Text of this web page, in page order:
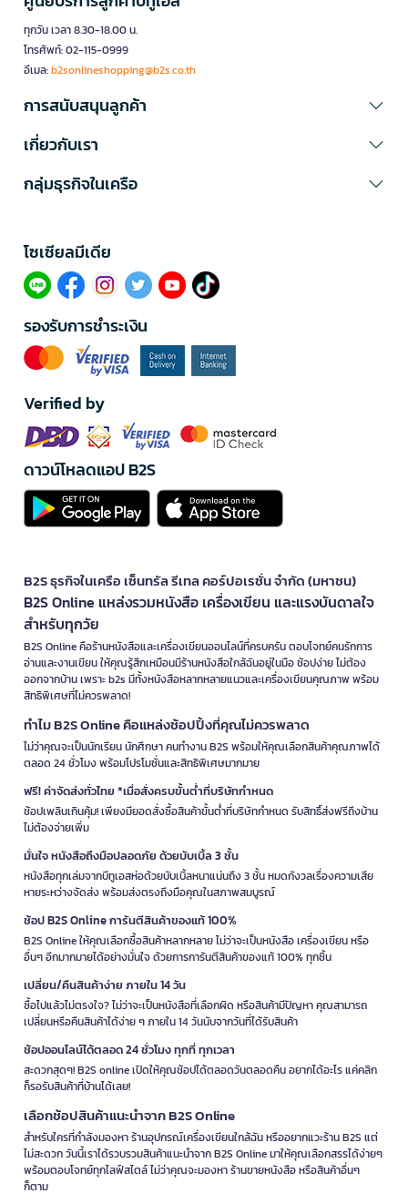
ทุกวัน เวลา 8.30-18.00 น.
โทรศัพท์: 02-115-0999
อีเมล:b2sonlineshopping@b2s.co.th
การสนับสนุนลูกค้า
เกี่ยวกับเรา
กลุ่มธุรกิจในเครือ
โซเซียลมีเดีย​
รองรับการชำระเงิน
Verified by
ดาวน์โหลดแอป B2S
B2S ธุรกิจในเครือ เซ็นทรัล รีเทล คอร์ปอเรชั่น จำกัด (มหาชน)
B2S Online แหล่งรวมหนังสือ เครื่องเขียน และแรงบันดาลใจ
สำหรับทุกวัย
B2S Online คือร้านหนังสือและเครื่องเขียนออนไลน์ที่ครบครัน ตอบโจทย์คนรักการ
อ่านและงานเขียน ให้คุณรู้สึกเหมือนมีร้านหนังสือใกล้ฉันอยู่ในมือ ช้อปง่าย ไม่ต้อง
ออกจากบ้าน เพราะ b2s มีทั้งหนังสือหลากหลายแนวและเครื่องเขียนคุณภาพ พร้อม
สิทธิพิเศษที่ไม่ควรพลาด!
ทำไม B2S Online คือแหล่งช้อปปิ้งที่คุณไม่ควรพลาด
ไม่ว่าคุณจะเป็นนักเรียน นักศึกษา คนทำงาน B2S พร้อมให้คุณเลือกสินค้าคุณภาพได้
ตลอด 24 ชั่วโมง พร้อมโปรโมชั่นและสิทธิพิเศษมากมาย
ฟรี! ค่าจัดส่งทั่วไทย *เมื่อสั่งครบขั้นต่ำที่บริษัทกำหนด
ช้อปเพลินเกินคุ้ม! เพียงมียอดสั่งซื้อสินค้าขั้นต่ำที่บริษัทกำหนด รับสิทธิ์ส่งฟรีถึงบ้าน
ไม่ต้องจ่ายเพิ่ม
มั่นใจ หนังสือถึงมือปลอดภัย ด้วยบับเบิ้ล 3 ชั้น
หนังสือทุกเล่มจากบีทูเอสห่อด้วยบับเบิ้ลหนาแน่นถึง 3 ชั้น หมดกังวลเรื่องความเสีย
หายระหว่างจัดส่ง พร้อมส่งตรงถึงมือคุณในสภาพสมบูรณ์
ช้อป B2S Online การันตีสินค้าของแท้ 100%
B2S Online ให้คุณเลือกซื้อสินค้าหลากหลาย ไม่ว่าจะเป็นหนังสือ เครื่องเขียน หรือ
อื่นๆ อีกมากมายได้อย่างมั่นใจ ด้วยการการันตีสินค้าของแท้ 100% ทุกชิ้น
เปลี่ยน/คืนสินค้าง่าย ภายใน 14 วัน
ซื้อไปแล้วไม่ตรงใจ? ไม่ว่าจะเป็นหนังสือที่เลือกผิด หรือสินค้ามีปัญหา คุณสามารถ
เปลี่ยนหรือคืนสินค้าได้ง่าย ๆ ภายใน 14 วันนับจากวันที่ได้รับสินค้า
ช้อปออนไลน์ได้ตลอด 24 ชั่วโมง ทุกที่ ทุกเวลา
สะดวกสุดๆ! B2S online เปิดให้คุณช้อปได้ตลอดวันตลอดคืน อยากได้อะไร แค่คลิก
ก็รอรับสินค้าที่บ้านได้เลย!
เลือกช้อปสินค้าแนะนำจาก B2S Online
สำหรับใครที่กำลังมองหา ร้านอุปกรณ์เครื่องเขียนใกล้ฉัน หรืออยากแวะร้าน B2S แต่
ไม่สะดวก วันนี้เราได้รวบรวมสินค้าแนะนำจาก B2S Online มาให้คุณเลือกสรรได้ง่ายๆ
พร้อมตอบโจทย์ทุกไลฟ์สไตล์ ไม่ว่าคุณจะมองหา ร้านขายหนังสือ หรือสินค้าอื่นๆ
ก็ตาม